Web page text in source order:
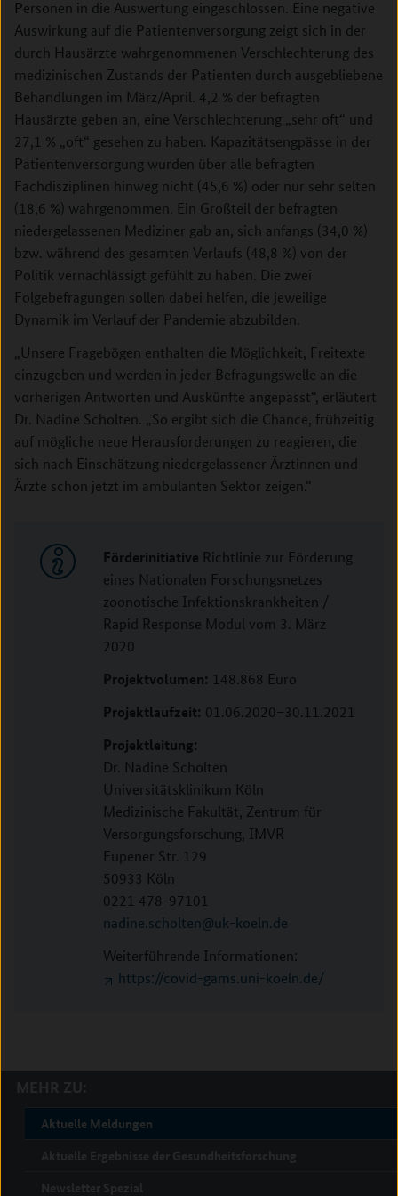
Personen in die Auswertung eingeschlossen. Eine negative
Auswirkung auf die Patientenversorgung zeigt sich in der
durch Hausärzte wahrgenommenen Verschlechterung des
medizinischen Zustands der Patienten durch ausgebliebene
Behandlungen im März/April. 4,2 % der befragten
Hausärzte geben an, eine Verschlechterung „sehr oft“ und
27,1 % „oft“ gesehen zu haben. Kapazitätsengpässe in der
Patientenversorgung wurden über alle befragten
Fachdisziplinen hinweg nicht (45,6 %) oder nur sehr selten
(18,6 %) wahrgenommen. Ein Großteil der befragten
niedergelassenen Mediziner gab an, sich anfangs (34,0 %)
bzw. während des gesamten Verlaufs (48,8 %) von der
Politik vernachlässigt gefühlt zu haben. Die zwei
Folgebefragungen sollen dabei helfen, die jeweilige
Dynamik im Verlauf der Pandemie abzubilden.
„Unsere Fragebögen enthalten die Möglichkeit, Freitexte
einzugeben und werden in jeder Befragungswelle an die
vorherigen Antworten und Auskünfte angepasst“, erläutert
Dr. Nadine Scholten. „So ergibt sich die Chance, frühzeitig
auf mögliche neue Herausforderungen zu reagieren, die
sich nach Einschätzung niedergelassener Ärztinnen und
Ärzte schon jetzt im ambulanten Sektor zeigen.“
Förderinitiative Richtlinie zur Förderung
eines Nationalen Forschungsnetzes
zoonotische Infektionskrankheiten /
Rapid Response Modul vom 3. März
2020
Projektvolumen: 148.868 Euro
Projektlaufzeit: 01.06.2020–30.11.2021
Projektleitung:
Dr. Nadine Scholten
Universitätsklinikum Köln
Medizinische Fakultät, Zentrum für
Versorgungsforschung, IMVR
Eupener Str. 129
50933 Köln
0221 478-97101
nadine.scholten@uk-koeln.de
Weiterführende Informationen:
https://covid-gams.uni-koeln.de/
Aktuelle Meldungen